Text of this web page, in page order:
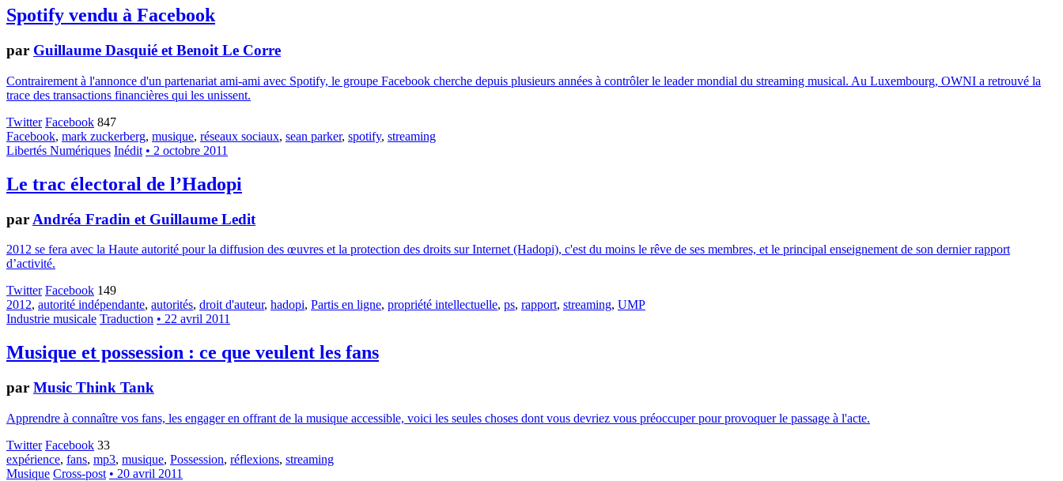
Spotify vendu à Facebook
par Guillaume Dasquié et Benoit Le Corre
Contrairement à l'annonce d'un partenariat ami-ami avec Spotify, le groupe Facebook cherche depuis plusieurs années à contrôler le leader mondial du streaming musical. Au Luxembourg, OWNI a retrouvé la
trace des transactions financières qui les unissent.
Twitter Facebook 847
Facebook, mark zuckerberg, musique, réseaux sociaux, sean parker, spotify, streaming
Libertés Numériques Inédit • 2 octobre 2011
Le trac électoral de l’Hadopi
par Andréa Fradin et Guillaume Ledit
2012 se fera avec la Haute autorité pour la diffusion des œuvres et la protection des droits sur Internet (Hadopi), c'est du moins le rêve de ses membres, et le principal enseignement de son dernier rapport
d’activité.
Twitter Facebook 149
2012, autorité indépendante, autorités, droit d'auteur, hadopi, Partis en ligne, propriété intellectuelle, ps, rapport, streaming, UMP
Industrie musicale Traduction • 22 avril 2011
Musique et possession : ce que veulent les fans
par Music Think Tank
Apprendre à connaître vos fans, les engager en offrant de la musique accessible, voici les seules choses dont vous devriez vous préoccuper pour provoquer le passage à l'acte.
Twitter Facebook 33
expérience, fans, mp3, musique, Possession, réflexions, streaming
Musique Cross-post • 20 avril 2011